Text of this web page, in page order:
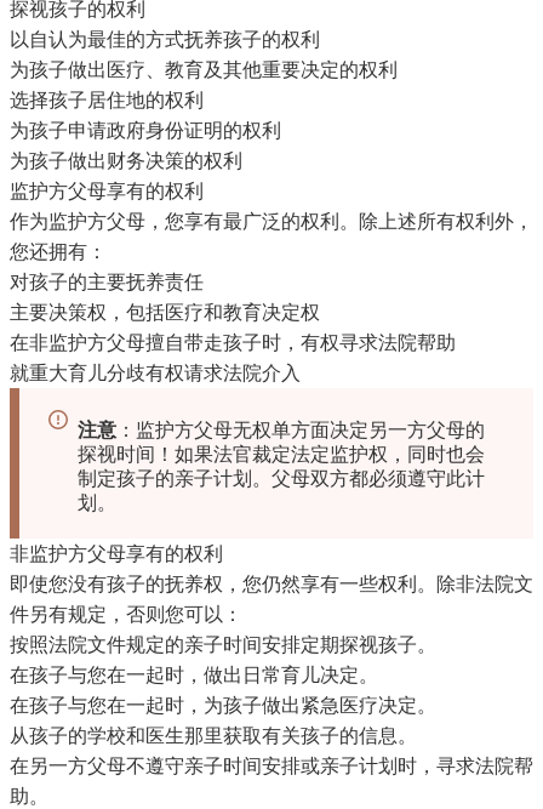
探视孩子的权利
以自认为最佳的方式抚养孩子的权利
为孩子做出医疗、教育及其他重要决定的权利
选择孩子居住地的权利
为孩子申请政府身份证明的权利
为孩子做出财务决策的权利
监护方父母享有的权利
作为监护方父母，您享有最广泛的权利。除上述所有权利外，
您还拥有：
对孩子的主要抚养责任
主要决策权，包括医疗和教育决定权
在非监护方父母擅自带走孩子时，有权寻求法院帮助
就重大育儿分歧有权请求法院介入
注意 ：监护方父母无权单方面决定另一方父母的
探视时间！如果法官裁定法定监护权，同时也会
制定孩子的亲子计划。父母双方都必须遵守此计
划。
非监护方父母享有的权利
即使您没有孩子的抚养权，您仍然享有一些权利。除非法院文
件另有规定，否则您可以：
按照法院文件规定的亲子时间安排定期探视孩子。
在孩子与您在一起时，做出日常育儿决定。
在孩子与您在一起时，为孩子做出紧急医疗决定。
从孩子的学校和医生那里获取有关孩子的信息。
在另一方父母不遵守亲子时间安排或亲子计划时，寻求法院帮
助。